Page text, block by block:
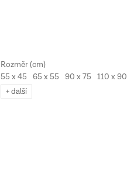
55 x 45 65 x 55 90 x 75 110 x 90
+ další